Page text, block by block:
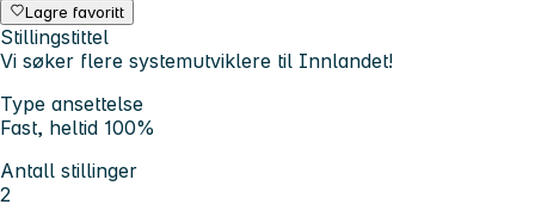
Lagre favoritt
Stillingstittel
Vi søker flere systemutviklere til Innlandet!
Type ansettelse
Fast, heltid 100%
Antall stillinger
2